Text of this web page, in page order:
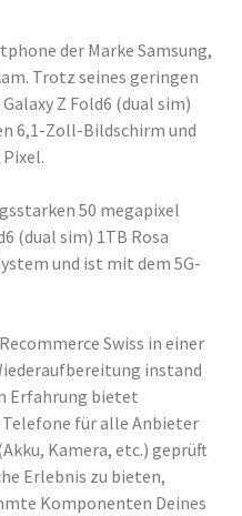
der Marke Samsung,
Trotz seines geringen
Z Fold6 (dual sim)
6,1-Zoll-Bildschirm und
50 megapixel
(dual sim) 1TB Rosa
und ist mit dem 5G-
Swiss in einer
instand
Erfahrung bietet
für alle Anbieter
Kamera, etc.) geprüft
Erlebnis zu bieten,
Komponenten Deines